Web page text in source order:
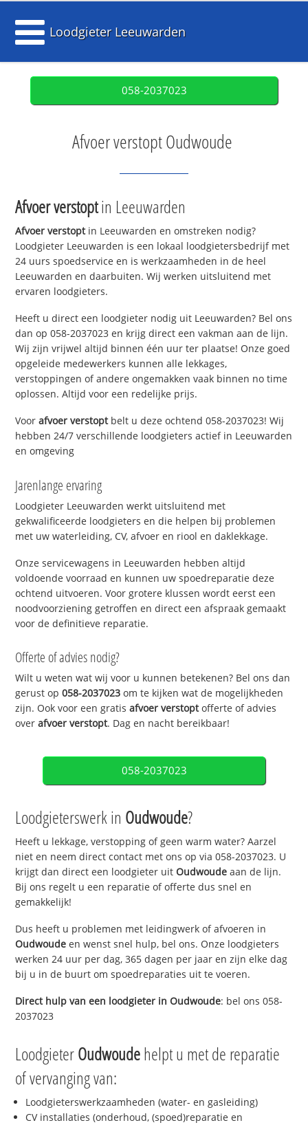
Loodgieter Leeuwarden
058-2037023
Afvoer verstopt Oudwoude
Afvoer verstoptin Leeuwarden
Afvoer verstoptin Leeuwarden en omstreken nodig?
Loodgieter Leeuwarden is een lokaal loodgietersbedrijf met
24 uurs spoedservice en is werkzaamheden in de heel
Leeuwarden en daarbuiten. Wij werken uitsluitend met
ervaren loodgieters.
Heeft u direct een loodgieter nodig uit Leeuwarden? Bel ons
dan op 058-2037023 en krijg direct een vakman aan de lijn.
Wij zijn vrijwel altijd binnen één uur ter plaatse! Onze goed
opgeleide medewerkers kunnen alle lekkages,
verstoppingen of andere ongemakken vaak binnen no time
oplossen. Altijd voor een redelijke prijs.
Voorafvoer verstoptbelt u deze ochtend 058-2037023! Wij
hebben 24/7 verschillende loodgieters actief in Leeuwarden
en omgeving
Jarenlange ervaring
Loodgieter Leeuwarden werkt uitsluitend met
gekwalificeerde loodgieters en die helpen bij problemen
met uw waterleiding, CV, afvoer en riool en daklekkage.
Onze servicewagens in Leeuwarden hebben altijd
voldoende voorraad en kunnen uw spoedreparatie deze
ochtend uitvoeren. Voor grotere klussen wordt eerst een
noodvoorziening getroffen en direct een afspraak gemaakt
voor de definitieve reparatie.
Offerte of advies nodig?
Wilt u weten wat wij voor u kunnen betekenen? Bel ons dan
gerust op058-2037023 om te kijken wat de mogelijkheden
zijn. Ook voor een gratisafvoer verstoptofferte of advies
overafvoer verstopt. Dag en nacht bereikbaar!
058-2037023
Loodgieterswerk in Oudwoude?
Heeft u lekkage, verstopping of geen warm water? Aarzel
niet en neem direct contact met ons op via 058-2037023. U
krijgt dan direct een loodgieter uitOudwoude aan de lijn.
Bij ons regelt u een reparatie of offerte dus snel en
gemakkelijk!
Dus heeft u problemen met leidingwerk of afvoeren in
Oudwoude en wenst snel hulp, bel ons. Onze loodgieters
werken 24 uur per dag, 365 dagen per jaar en zijn elke dag
bij u in de buurt om spoedreparaties uit te voeren.
Direct hulp van een loodgieter inOudwoude: bel ons 058-
2037023
LoodgieterOudwoudehelpt u met de reparatie
of vervanging van:
Loodgieterswerkzaamheden (water- en gasleiding)
CV installaties (onderhoud, (spoed)reparatie en